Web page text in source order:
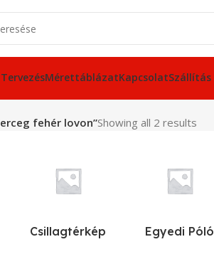
MérettáblázatKapcsolatSzállítás
fehér lovon”Showing all 2 results
Csillagtérkép Egyedi Póló